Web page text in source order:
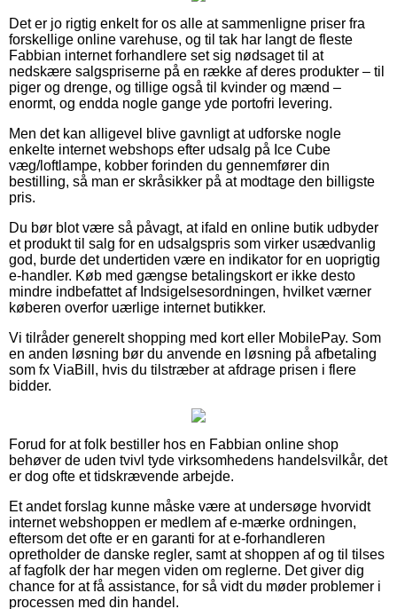
Det er jo rigtig enkelt for os alle at sammenligne priser fra
forskellige online varehuse, og til tak har langt de fleste
Fabbian internet forhandlere set sig nødsaget til at
nedskære salgspriserne på en række af deres produkter – til
piger og drenge, og tillige også til kvinder og mænd –
enormt, og endda nogle gange yde portofri levering.
Men det kan alligevel blive gavnligt at udforske nogle
enkelte internet webshops efter udsalg på Ice Cube
væg/loftlampe, kobber forinden du gennemfører din
bestilling, så man er skråsikker på at modtage den billigste
pris.
Du bør blot være så påvagt, at ifald en online butik udbyder
et produkt til salg for en udsalgspris som virker usædvanlig
god, burde det undertiden være en indikator for en uoprigtig
e-handler. Køb med gængse betalingskort er ikke desto
mindre indbefattet af Indsigelsesordningen, hvilket værner
køberen overfor uærlige internet butikker.
Vi tilråder generelt shopping med kort eller MobilePay. Som
en anden løsning bør du anvende en løsning på afbetaling
som fx ViaBill, hvis du tilstræber at afdrage prisen i flere
bidder.
Forud for at folk bestiller hos en Fabbian online shop
behøver de uden tvivl tyde virksomhedens handelsvilkår, det
er dog ofte et tidskrævende arbejde.
Et andet forslag kunne måske være at undersøge hvorvidt
internet webshoppen er medlem af e-mærke ordningen,
eftersom det ofte er en garanti for at e-forhandleren
opretholder de danske regler, samt at shoppen af og til tilses
af fagfolk der har megen viden om reglerne. Det giver dig
chance for at få assistance, for så vidt du møder problemer i
processen med din handel.